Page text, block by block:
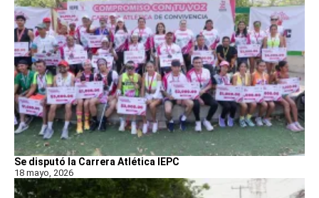
Se disputó la Carrera Atlética IEPC
18 mayo, 2026